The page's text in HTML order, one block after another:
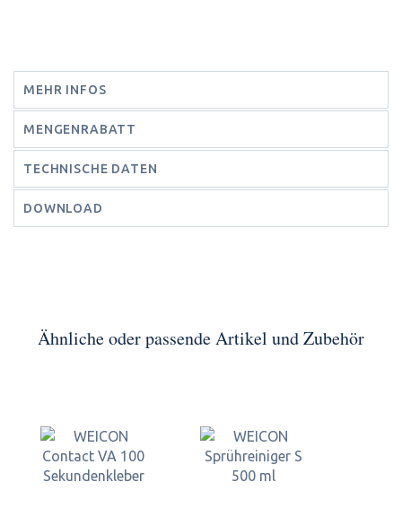
MEHR INFOS
MENGENRABATT
TECHNISCHE DATEN
DOWNLOAD
Ähnliche oder passende Artikel und Zubehör